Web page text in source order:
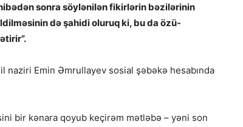
sonra söylənilən fikirlərin bəzilərinin
də şahidi oluruq ki, bu da özü-
naziri Emin Əmrullayev sosial şəbəkə hesabında
bir kənara qoyub keçirəm mətləbə – yəni son